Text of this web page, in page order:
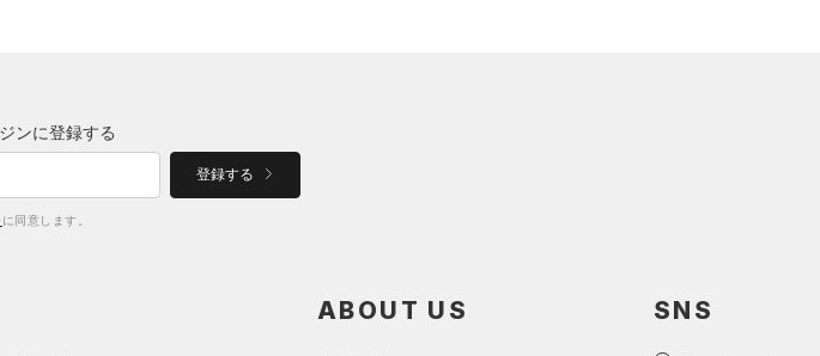
ンに登録する
登録する
に同意します。
ABOUT US SNS